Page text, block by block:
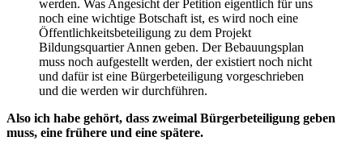
werden. Was Angesicht der Petition eigentlich für uns
noch eine wichtige Botschaft ist, es wird noch eine
Öffentlichkeitsbeteiligung zu dem Projekt
Bildungsquartier Annen geben. Der Bebauungsplan
muss noch aufgestellt werden, der existiert noch nicht
und dafür ist eine Bürgerbeteiligung vorgeschrieben
und die werden wir durchführen.
Also ich habe gehört, dass zweimal Bürgerbeteiligung geben
muss, eine frühere und eine spätere.